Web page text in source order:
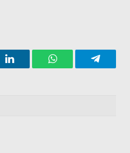
LinkedIn WhatsAppTelegram